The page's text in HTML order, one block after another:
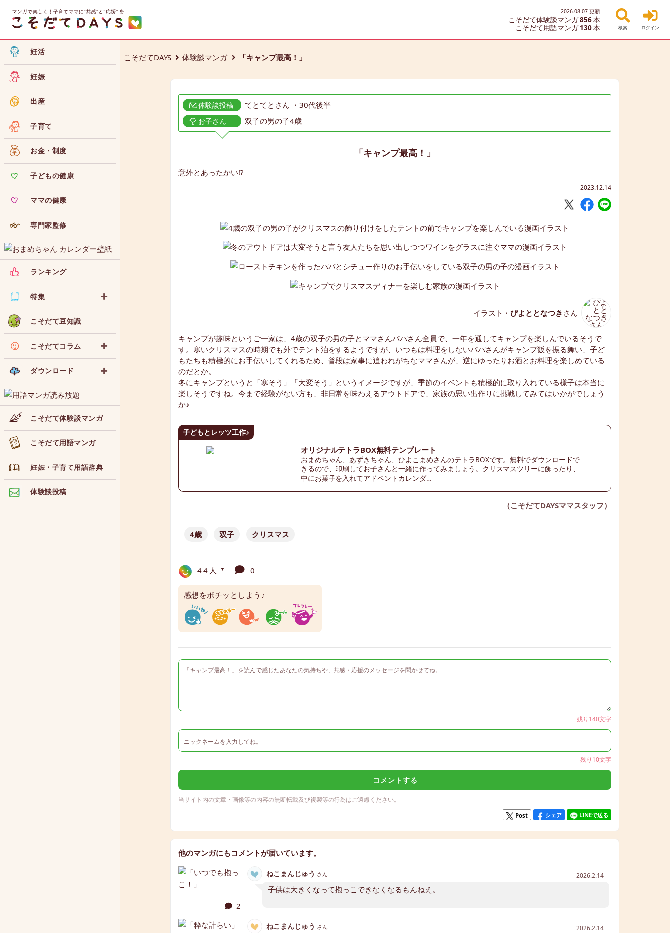
2026.08.07 更新
こそだて体験談マンガ856本
こそだて用語マンガ 130本 検索 ログイン
妊活
妊娠
出産
子育て
お金・制度
子どもの健康
ママの健康
専門家監修
ランキング
特集
こそだて豆知識
こそだてコラム
ダウンロード
こそだて体験談マンガ
こそだて用語マンガ
妊娠・子育て用語辞典
体験談投稿
こそだてDAYS 体験談マンガ 「キャンプ最高！」
体験談投稿 てとてとさん ・30代後半
お子さん 双子の男の子4歳
「キャンプ最高！」
意外とあったかい⁉
2023.12.14
イラスト・ ぴよととなつき さん
キャンプが趣味というご一家は、4歳の双子の男の子とママさんパパさん全員で、一年を通してキャンプを楽しんでいるそうで
す。寒いクリスマスの時期でも外でテント泊をするようですが、いつもは料理をしないパパさんがキャンプ飯を振る舞い、子ど
もたちも積極的にお手伝いしてくれるため、普段は家事に追われがちなママさんが、逆にゆったりお酒とお料理を楽しめている
のだとか。
冬にキャンプというと「寒そう」「大変そう」というイメージですが、季節のイベントも積極的に取り入れている様子は本当に
楽しそうですね。今まで経験がない方も、非日常を味わえるアウトドアで、家族の思い出作りに挑戦してみてはいかがでしょう
か♪
子どもとレッツ工作♪
オリジナルテトラBOX無料テンプレート
おまめちゃん、あずきちゃん、ひよこまめさんのテトラBOXです。無料でダウンロードで
きるので、印刷してお子さんと一緒に作ってみましょう。クリスマスツリーに飾ったり、
中にお菓子を入れてアドベントカレンダ…
（こそだてDAYSママスタッフ）
4歳 双子 クリスマス
44人 ▼ 0
感想をポチッとしよう♪
残り140文字
残り10文字
コメントする
当サイト内の文章・画像等の内容の無断転載及び複製等の行為はご遠慮ください。
Post シェア LINEで送る
他のマンガにもコメントが届いています。
2
ねこまんじゅう さん 2026.2.14
子供は大きくなって抱っこできなくなるもんねえ。
ねこまんじゅう さん 2026.2.14